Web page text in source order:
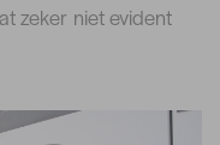
zeker niet evident